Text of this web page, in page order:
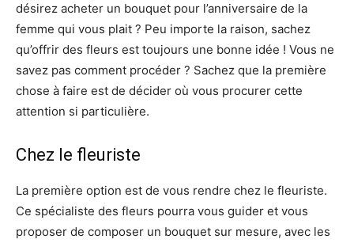
désirez acheter un bouquet pour l’anniversaire de la
femme qui vous plait ? Peu importe la raison, sachez
qu’offrir des fleurs est toujours une bonne idée ! Vous ne
savez pas comment procéder ? Sachez que la première
chose à faire est de décider où vous procurer cette
attention si particulière.
Chez le fleuriste
La première option est de vous rendre chez le fleuriste.
Ce spécialiste des fleurs pourra vous guider et vous
proposer de composer un bouquet sur mesure, avec les